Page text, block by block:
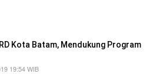
Kota Batam, Mendukung Program
19:54 WIB